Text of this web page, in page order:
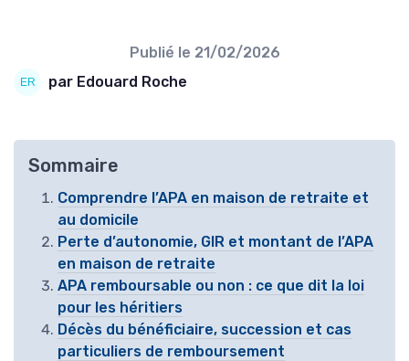
Publié le 21/02/2026
par Edouard Roche
Sommaire
Comprendre l’APA en maison de retraite et
au domicile
Perte d’autonomie, GIR et montant de l’APA
en maison de retraite
APA remboursable ou non : ce que dit la loi
pour les héritiers
Décès du bénéficiaire, succession et cas
particuliers de remboursement